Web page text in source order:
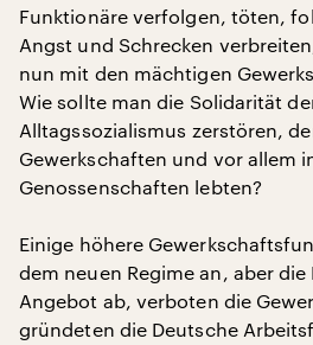
Funktionäre verfolgen, töten,
Angst und Schrecken
nun mit den mächtigen
Wie sollte man die Solidarität
Alltagssozialismus zerstören,
Gewerkschaften und vor allem
Genossenschaften lebten?
Einige höhere
dem neuen Regime an, aber
Angebot ab, verboten die
gründeten die Deutsche